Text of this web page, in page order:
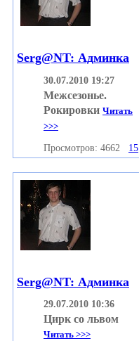
Serg@NT: Админка
30.07.2010 19:27
Межсезонье.
Рокировки Читать
>>>
Просмотров: 4662 15
Serg@NT: Админка
29.07.2010 10:36
Цирк со львом
Читать >>>